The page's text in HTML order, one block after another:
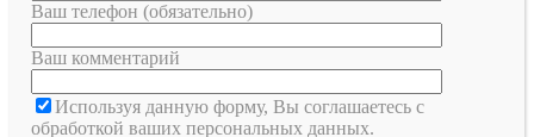
Ваш телефон (обязательно)
Ваш комментарий
Используя данную форму, Вы соглашаетесь с
обработкой ваших персональных данных.